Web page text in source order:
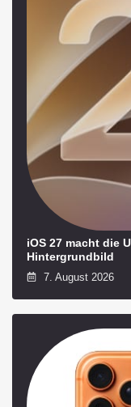
iOS 27 macht die
Hintergrundbild
7. August 2026